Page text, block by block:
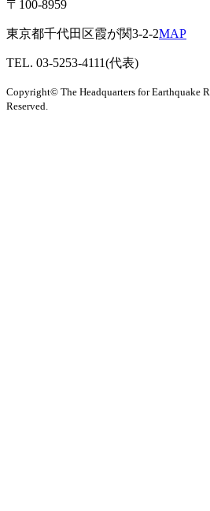
〒100-8959
東京都千代田区霞が関3-2-2MAP
TEL. 03-5253-4111(代表)
Copyright© The Headquarters for Earthquake
Reserved.